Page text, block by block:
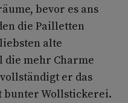
bevor es ans
die Pailletten
alte
mehr Charme
er das
bunter Wollstickerei.